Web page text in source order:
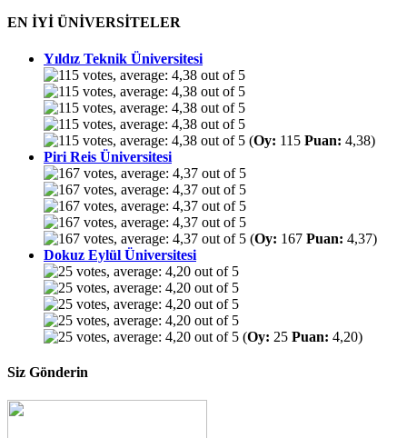
EN İYİ ÜNİVERSİTELER
Yıldız Teknik Üniversitesi
(Oy: 115 Puan: 4,38)
Piri Reis Üniversitesi
(Oy: 167 Puan: 4,37)
Dokuz Eylül Üniversitesi
(Oy: 25 Puan: 4,20)
Siz Gönderin